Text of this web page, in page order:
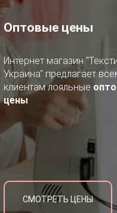
Оптовые цены
Интернет магазин
Украина" предлагает
клиентам лояльные
цены
СМОТРЕТЬ ЦЕНЫ